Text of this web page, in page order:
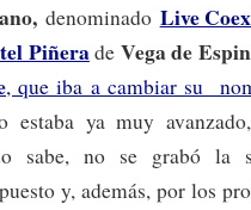
denominado Live
Piñerade Vega de
, que iba a cambiar su
estaba ya muy
sabe, no se grabó la
y, además, por los